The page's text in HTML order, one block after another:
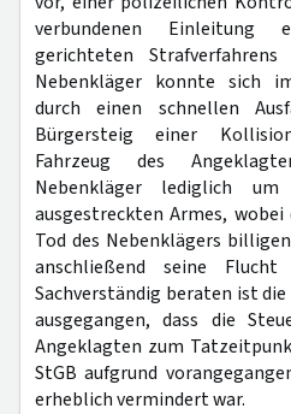
verbundenen Einleitung
gerichteten
Nebenkläger konnte sich
durch einen schnellen
Bürgersteig einer
Fahrzeug des
Nebenkläger lediglich
ausgestreckten Armes,
Tod des Nebenklägers
anschließend seine
Sachverständig beraten ist
ausgegangen, dass die
Angeklagten zum
StGB aufgrund
erheblich vermindert war.